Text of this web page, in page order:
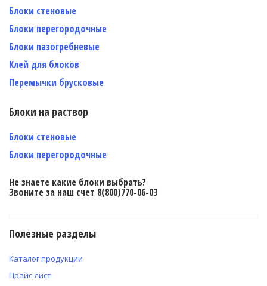
Блоки стеновые
Блоки перегородочные
Блоки пазогребневые
Клей для блоков
Перемычки брусковые
Блоки на раствор
Блоки стеновые
Блоки перегородочные
Не знаете какие блоки выбрать?
Звоните за наш счет 8(800)770-06-03
Полезные разделы
Каталог продукции
Прайс-лист